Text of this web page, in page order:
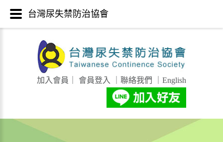
加入會員 會員登入 聯絡我們 English
台灣尿失禁防治協會